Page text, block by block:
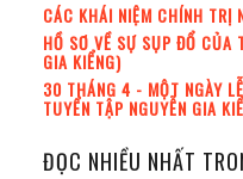
CÁC KHÁI NIỆM CHÍNH TRỊ
HỒ SƠ VỀ SỰ SỤP ĐỔ CỦA
GIA KIỂNG)
30 THÁNG 4 - MỘT NGÀY
TUYỂN TẬP NGUYỄN GIA
ĐỌC NHIỀU NHẤT